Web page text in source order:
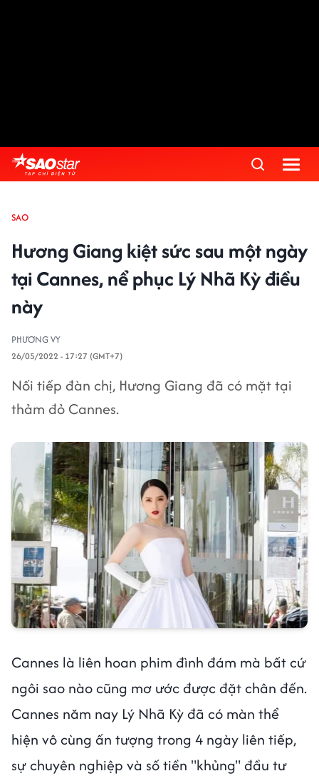
SAO
Hương Giang kiệt sức sau một ngày
tại Cannes, nể phục Lý Nhã Kỳ điều
này
PHƯƠNG VY
26/05/2022 - 17:27 (GMT+7)
Nối tiếp đàn chị, Hương Giang đã có mặt tại
thảm đỏ Cannes.
Cannes là liên hoan phim đình đám mà bất cứ
ngôi sao nào cũng mơ ước được đặt chân đến.
Cannes năm nay Lý Nhã Kỳ đã có màn thể
hiện vô cùng ấn tượng trong 4 ngày liên tiếp,
sự chuyên nghiệp và số tiền "khủng" đầu tư